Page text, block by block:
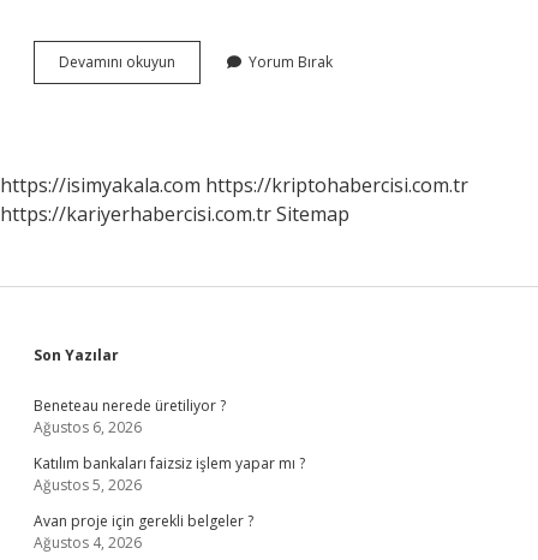
Devamını okuyun
Kapalılığı
Yorum Bırak
https://isimyakala.com https://kriptohabercisi.com.tr
https://kariyerhabercisi.com.trSitemap
Sidebar
Son Yazılar
Beneteau nerede üretiliyor ?
Ağustos 6, 2026
Katılım bankaları faizsiz işlem yapar mı ?
Ağustos 5, 2026
Avan proje için gerekli belgeler ?
Ağustos 4, 2026